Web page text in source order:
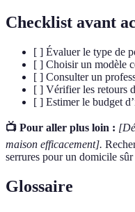
Checklist avant
[ ] Évaluer le type de
[ ] Choisir un modèle
[ ] Consulter un
[ ] Vérifier les retours
[ ] Estimer le budget
📺 Pour aller plus loin :
maison efficacement].
serrures pour un domicile
Glossaire